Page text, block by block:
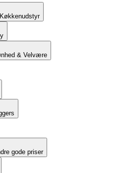
& Velvære
gode priser